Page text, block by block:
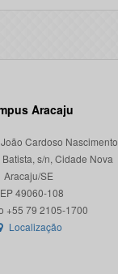
Aracaju
Cardoso Nascimento
s/n, Cidade Nova
Aracaju/SE
49060-108
Localização